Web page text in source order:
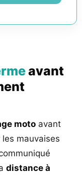
avant
moto avant
mauvaises
distance à